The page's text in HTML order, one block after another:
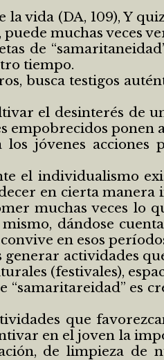
vida (DA, 109), Y
muchas veces
de
tiempo.
busca testigos
el desinterés de
empobrecidos ponen
jóvenes
el individualismo
en cierta
muchas veces lo
dándose
en esos
actividades
(festivales),
“samaritareidad”
que
en el joven la
de limpieza de